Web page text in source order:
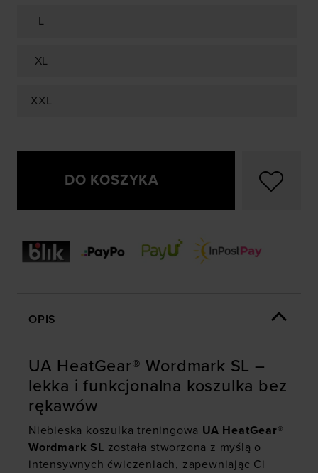
L
XL
XXL
DO KOSZYKA
OPIS
UA HeatGear® Wordmark SL –
lekka i funkcjonalna koszulka bez
rękawów
Niebieska koszulka treningowa UA HeatGear®
Wordmark SL została stworzona z myślą o
intensywnych ćwiczeniach, zapewniając Ci